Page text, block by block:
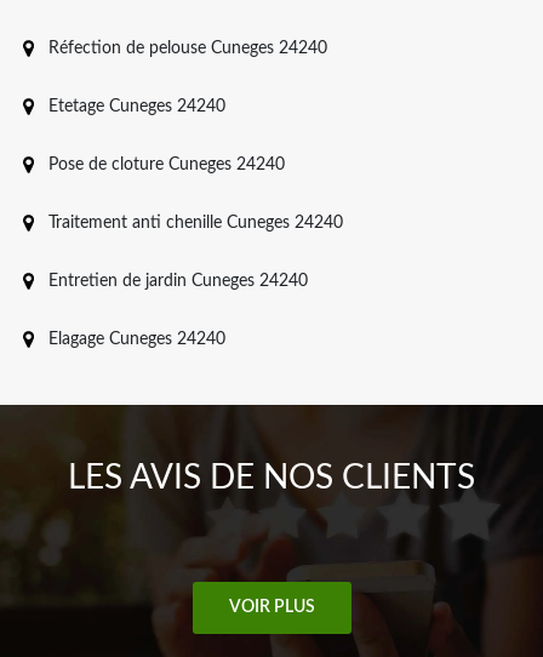
Réfection de pelouse Cuneges 24240
Etetage Cuneges 24240
Pose de cloture Cuneges 24240
Traitement anti chenille Cuneges 24240
Entretien de jardin Cuneges 24240
Elagage Cuneges 24240
LES AVIS DE NOS CLIENTS
VOIR PLUS